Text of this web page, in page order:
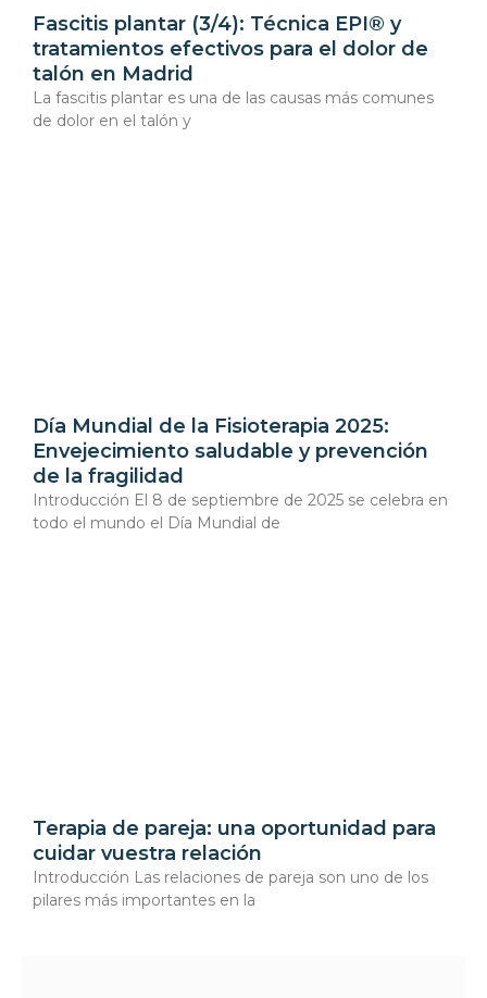
Fascitis plantar (3/4): Técnica EPI® y
tratamientos efectivos para el dolor de
talón en Madrid
La fascitis plantar es una de las causas más comunes
de dolor en el talón y
Día Mundial de la Fisioterapia 2025:
Envejecimiento saludable y prevención
de la fragilidad
Introducción El 8 de septiembre de 2025 se celebra en
todo el mundo el Día Mundial de
Terapia de pareja: una oportunidad para
cuidar vuestra relación
Introducción Las relaciones de pareja son uno de los
pilares más importantes en la